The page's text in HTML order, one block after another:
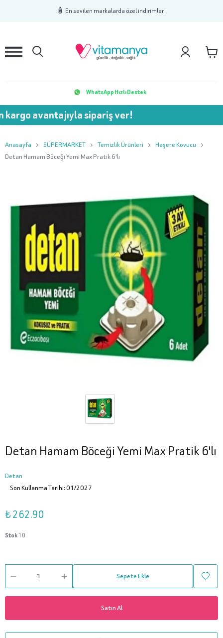
🧴 En sevilen markalarda özel indirimler!
2 3
WhatsApp Hızlı Destek
sipariş ver!
Anasayfa SÜPERMARKET Temizlik Ürünleri
Haşere Kovucu
Detan Hamam Böceği Yemi Max Pratik 6'lı
Detan Hamam Böceği Yemi Max Pratik 6'lı
Detan
Son Kullanma Tarihi: 01/2027
₺ 262.90
Stok10
Sepete Ekle
Satın Al